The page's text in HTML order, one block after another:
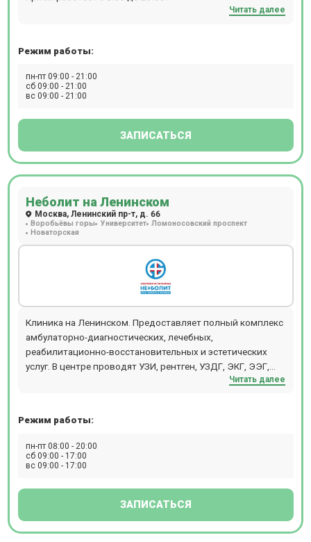
получит помощь каждый, от мала до велика.
Читать далее
Режим работы:
пн-пт 09:00 - 21:00
сб 09:00 - 21:00
вс 09:00 - 21:00
ЗАПИСАТЬСЯ
Неболит на Ленинском
Москва, Ленинский пр-т, д. 66
Воробьёвы горы Университет Ломоносовский проспект
Новаторская
Клиника на Ленинском. Предоставляет полный комплекс
амбулаторно-диагностических, лечебных,
реабилитационно-восстановительных и эстетических
услуг. В центре проводят УЗИ, рентген, УЗДГ, ЭКГ, ЭЭГ,
Читать далее
Режим работы:
пн-пт 08:00 - 20:00
сб 09:00 - 17:00
вс 09:00 - 17:00
ЗАПИСАТЬСЯ